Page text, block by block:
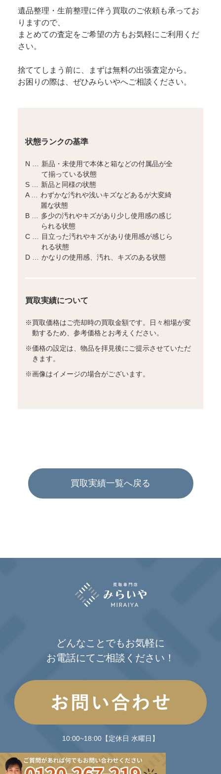
遺品整理・生前整理に伴う買取のご依頼も承ってお
りますので、
まとめての査定をご希望の方もお気軽にご利用くだ
さい。
捨ててしまう前に、まずは無料の出張査定から。
お困りの際は、ぜひみらいやへご相談ください。
状態ランクの基準
N … 新品・未使用で本体と箱などの付属品が全
て揃っている状態
S … 新品と同様の状態
A … わずかな汚れや浅いキズなどあるが大変綺
麗な状態
B … 多少の汚れやキズがあり少し使用感の感じ
られる状態
C … 目立った汚れやキズがあり使用感が感じら
れる状態
D … かなりの使用感、汚れ、キズのある状態
買取実績について
※買取価格はご売却時の買取金額です。日々相場が変
動するため、参考価格とお考えください。
※価格の設定は、物品を拝見後にご提示させていただ
きます。
※画像はイメージの場合がございます。
買取実績一覧へ戻る
どんなことでもお気軽に
お電話にてご相談ください！
10:00~18:00【定休日 水曜日】